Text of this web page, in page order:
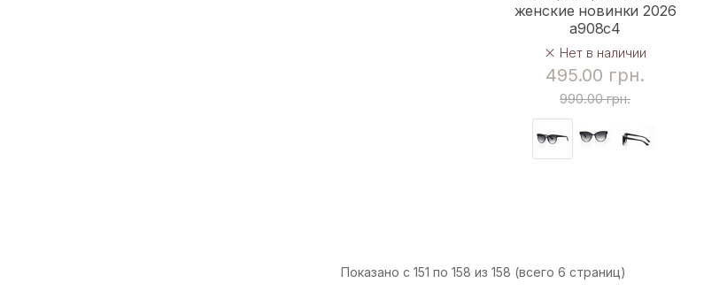
женские новинки 2026
a908c4
Нет в наличии
495.00 грн.
990.00 грн.
Показано с 151 по 158 из 158 (всего 6 страниц)